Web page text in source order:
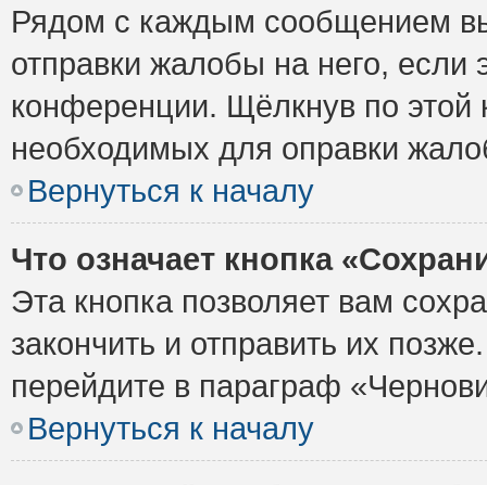
Рядом с каждым сообщением
отправки жалобы на него,
конференции. Щёлкнув по этой
необходимых для оправки
Вернуться к началу
Что означает кнопка
Эта кнопка позволяет вам
закончить и отправить их
перейдите в параграф
Вернуться к началу